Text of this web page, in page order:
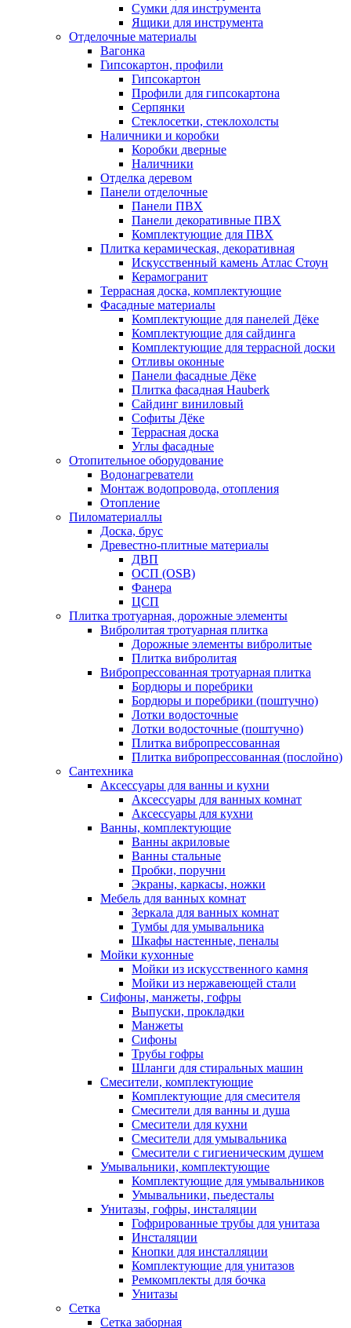
Сумки для инструмента
Ящики для инструмента
Отделочные материалы
Вагонка
Гипсокартон, профили
Гипсокартон
Профили для гипсокартона
Серпянки
Стеклосетки, стеклохолсты
Наличники и коробки
Коробки дверные
Наличники
Отделка деревом
Панели отделочные
Панели ПВХ
Панели декоративные ПВХ
Комплектующие для ПВХ
Плитка керамическая, декоративная
Искусственный камень Атлас Стоун
Керамогранит
Террасная доска, комплектующие
Фасадные материалы
Комплектующие для панелей Дёке
Комплектующие для сайдинга
Комплектующие для террасной доски
Отливы оконные
Панели фасадные Дёке
Плитка фасадная Hauberk
Сайдинг виниловый
Софиты Дёке
Террасная доска
Углы фасадные
Отопительное оборудование
Водонагреватели
Монтаж водопровода, отопления
Отопление
Пиломатериаллы
Доска, брус
Древестно-плитные материалы
ДВП
ОСП (OSB)
Фанера
ЦСП
Плитка тротуарная, дорожные элементы
Вибролитая тротуарная плитка
Дорожные элементы вибролитые
Плитка вибролитая
Вибропрессованная тротуарная плитка
Бордюры и поребрики
Бордюры и поребрики (поштучно)
Лотки водосточные
Лотки водосточные (поштучно)
Плитка вибропрессованная
Плитка вибропрессованная (послойно)
Сантехника
Аксессуары для ванны и кухни
Аксессуары для ванных комнат
Аксессуары для кухни
Ванны, комплектующие
Ванны акриловые
Ванны стальные
Пробки, поручни
Экраны, каркасы, ножки
Мебель для ванных комнат
Зеркала для ванных комнат
Тумбы для умывальника
Шкафы настенные, пеналы
Мойки кухонные
Мойки из искусственного камня
Мойки из нержавеющей стали
Сифоны, манжеты, гофры
Выпуски, прокладки
Манжеты
Сифоны
Трубы гофры
Шланги для стиральных машин
Смесители, комплектующие
Комплектующие для смесителя
Смесители для ванны и душа
Смесители для кухни
Смесители для умывальника
Смесители с гигиеническим душем
Умывальники, комплектующие
Комплектующие для умывальников
Умывальники, пьедесталы
Унитазы, гофры, инсталяции
Гофрированные трубы для унитаза
Инсталяции
Кнопки для инсталляции
Комплектующие для унитазов
Ремкомплекты для бочка
Унитазы
Сетка
Сетка заборная